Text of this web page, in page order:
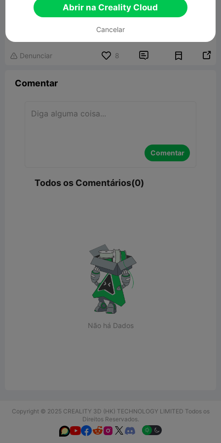
Organizer AA - AAA
Modelo 3D Relacionado
 Denunciar 8  
Comentar
Comentar
Todos os Comentários(0)
Não há Dados
Copyright © 2025 CREALITY 3D (HK) TECHNOLOGY LIMITED Todos os
Direitos Reservados.
  
Abrir na Creality Cloud
Cancelar